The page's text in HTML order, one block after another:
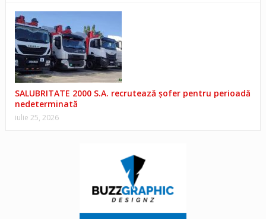
SALUBRITATE 2000 S.A. recrutează șofer pentru perioadă
nedeterminată
iulie 25, 2026